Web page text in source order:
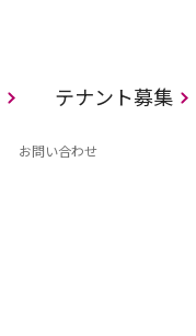
テナント募集
お問い合わせ